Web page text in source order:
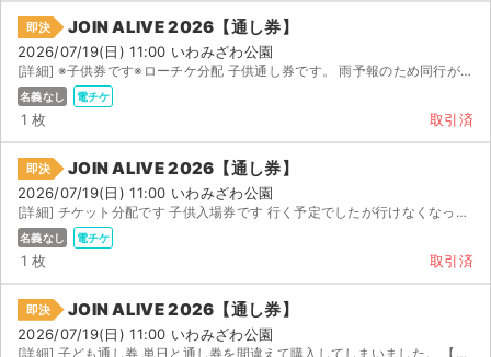
即決 JOIN ALIVE 2026【通し券】
2026/07/19(日) 11:00 いわみざわ公園
[詳細] ※子供券です※ローチケ分配 子供通し券です。 雨予報のため同行が厳しいので出品します。 ローチ...
名義なし 電チケ
1 枚 取引済
即決 JOIN ALIVE 2026【通し券】
2026/07/19(日) 11:00 いわみざわ公園
[詳細] チケット分配です 子供入場券です 行く予定でしたが行けなくなったので手放そうと思いますが 電子...
名義なし 電チケ
1 枚 取引済
即決 JOIN ALIVE 2026【通し券】
2026/07/19(日) 11:00 いわみざわ公園
[詳細] 子ども通し券 単日と通し券を間違えて購入してしまいました。 【お渡し方法】 電子チケッ...